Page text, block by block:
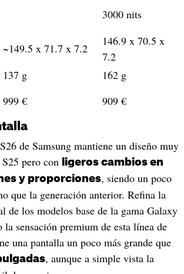
3000 nits
~149.5 x 71.7 x 7.2
146.9 x 70.5 x
7.2
137 g
162 g
999 € 909 €
de Samsung mantiene un diseño muy
pero con
ligeros cambios en
y proporciones, siendo un poco
que la generación anterior. Refina la
de los modelos base de la gama Galaxy
la sensación premium de esta línea de
una pantalla un poco más grande que
, aunque a simple vista la